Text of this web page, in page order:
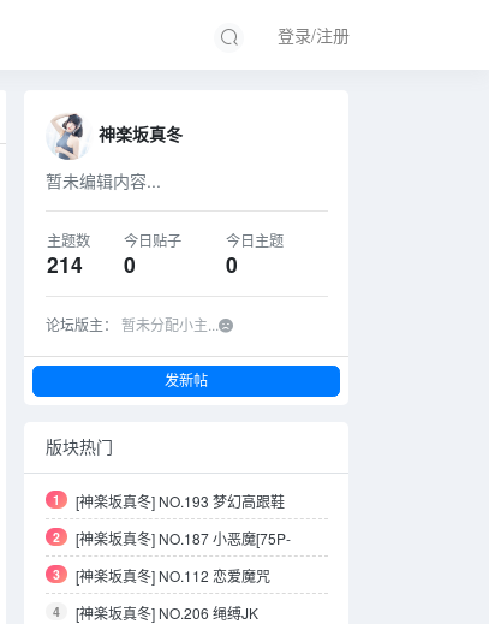
登录/注册
神楽坂真冬
暂未编辑内容...
主题数
214
今日贴子
0
今日主题
0
论坛版主： 暂未分配小主...
发新帖
版块热门
1 [神楽坂真冬] NO.193 梦幻高跟鞋
2
[神楽坂真冬] NO.187 小恶魔[75P-
117.6M]
3 [神楽坂真冬] NO.112 恋爱魔咒
4 [神楽坂真冬] NO.206 绳缚JK